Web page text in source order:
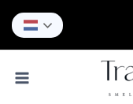
naar
inhoud